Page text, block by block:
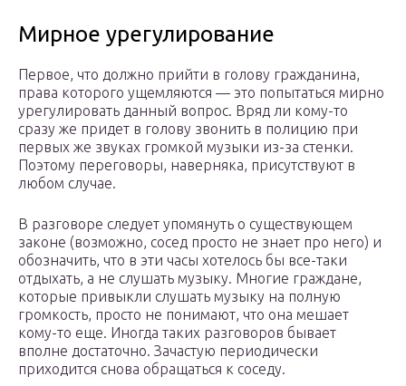
Мирное урегулирование
Первое, что должно прийти в голову гражданина,
права которого ущемляются — это попытаться мирно
урегулировать данный вопрос. Вряд ли кому-то
сразу же придет в голову звонить в полицию при
первых же звуках громкой музыки из-за стенки.
Поэтому переговоры, наверняка, присутствуют в
любом случае.
В разговоре следует упомянуть о существующем
законе (возможно, сосед просто не знает про него) и
обозначить, что в эти часы хотелось бы все-таки
отдыхать, а не слушать музыку. Многие граждане,
которые привыкли слушать музыку на полную
громкость, просто не понимают, что она мешает
кому-то еще. Иногда таких разговоров бывает
вполне достаточно. Зачастую периодически
приходится снова обращаться к соседу.